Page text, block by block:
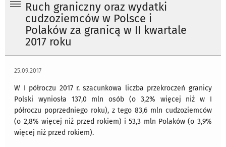
Ruch graniczny oraz wydatki
cudzoziemców w Polsce i
Polaków za granicą w II kwartale
2017 roku
25.09.2017
W I półroczu 2017 r. szacunkowa liczba przekroczeń granicy
Polski wyniosła 137,0 mln osób (o 3,2% więcej niż w I
półroczu poprzedniego roku), z tego 83,6 mln cudzoziemców
(o 2,8% więcej niż przed rokiem) i 53,3 mln Polaków (o 3,9%
więcej niż przed rokiem).